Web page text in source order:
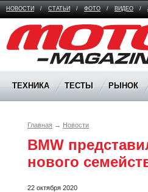
НОВОСТИ / СТАТЬИ / ФОТО / ВИДЕО /
Moto Magazine
ТЕХНИКА ТЕСТЫ РЫНОК
Главная → Новости
BMW
нового
22 октября 2020